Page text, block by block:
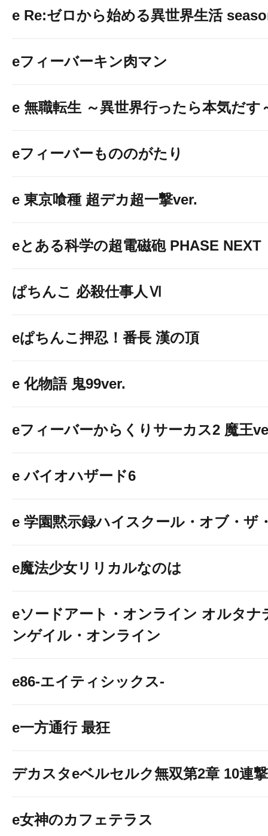
e Re:ゼロから始める異世界生活
eフィーバーキン肉マン
e 無職転生 ～異世界行ったら本気だす
eフィーバーもののがたり
e 東京喰種 超デカ超一撃ver.
eとある科学の超電磁砲 PHASE NEXT
ぱちんこ 必殺仕事人Ⅵ
eぱちんこ押忍！番長 漢の頂
e 化物語 鬼99ver.
eフィーバーからくりサーカス2 魔王
e バイオハザード6
e 学園黙示録ハイスクール・オブ・ザ
e魔法少女リリカルなのは
eソードアート・オンライン オルタナ
ンゲイル・オンライン
e86-エイティシックス-
e一方通行 最狂
デカスタeベルセルク無双第2章 10連
e女神のカフェテラス